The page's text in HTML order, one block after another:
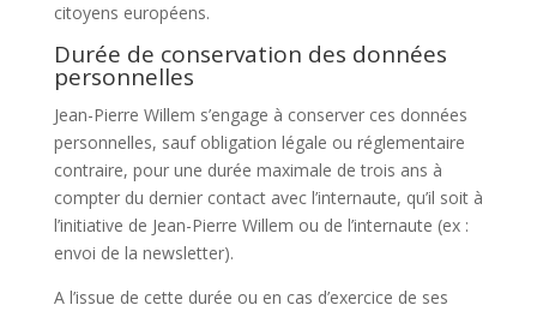
citoyens européens.
Durée de conservation des données
personnelles
Jean-Pierre Willem s’engage à conserver ces données
personnelles, sauf obligation légale ou réglementaire
contraire, pour une durée maximale de trois ans à
compter du dernier contact avec l’internaute, qu’il soit à
l’initiative de Jean-Pierre Willem ou de l’internaute (ex :
envoi de la newsletter).
A l’issue de cette durée ou en cas d’exercice de ses